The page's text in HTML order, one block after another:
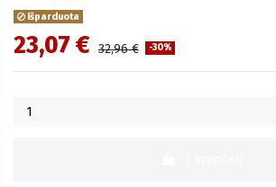
Išparduota
23,07 € 32,96 € -30%